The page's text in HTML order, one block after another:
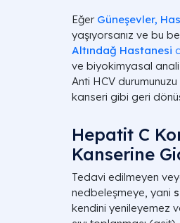
Eğer Güneşevler,
yaşıyorsanız ve bu
Altındağ Hastanesi
ve biyokimyasal
Anti HCV
kanseri gibi geri
Hepatit C
Kanserine
Tedavi edilmeyen
nedbeleşmeye, yani
kendini yenileyemez